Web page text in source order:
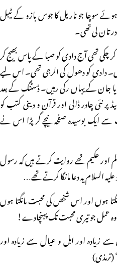
سوچا جو ناریل کا جوس بازو کے ٹیبل
تان لی تھی۔
چکی تھی آج دادی کو صبا کے پاس بھیج کر
دادی کو دھول کی الرجی تھی۔ اس لیے
جان کے یہاں رکی رہیں۔ ڈسٹنگ کے بعد
چادر ڈالی اور قرآن و دینی کتب کو
ایک بوسیدہ صفحہ نیچے گر پڑا اس نے
اور حکیم تھے روایت کرتے ہیں کہ رسول
یہ دعا مانگا کرتے تھے…
ہوں اور اس شخص کی محبت مانگتا ہوں
عمل جو تیری محبت تک پہنچادے!
زیادہ اور اہل و عیال سے زیادہ اور